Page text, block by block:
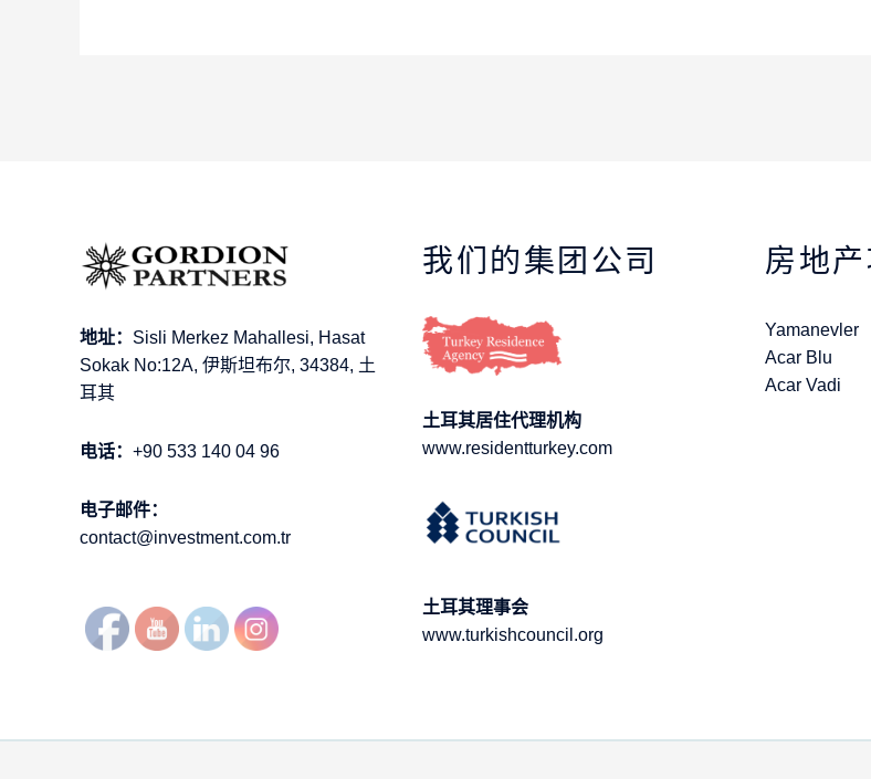
地址： Sisli Merkez Mahallesi, Hasat
Sokak No:12A, 伊斯坦布尔, 34384, 土
耳其
电话： +90 533 140 04 96
电子邮件：
contact@investment.com.tr
我们的集团公司
土耳其居住代理机构
www.residentturkey.com
土耳其理事会
www.turkishcouncil.org
房地产
Yamanevler
Acar Blu
Acar Vadi